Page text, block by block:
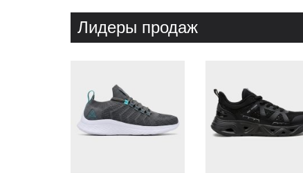
Лидеры продаж